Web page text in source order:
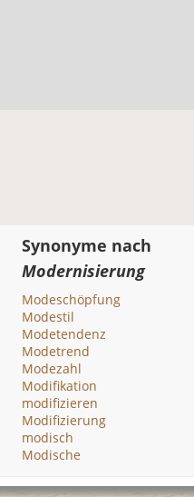
Synonyme nach
Modernisierung
Modeschöpfung
Modestil
Modetendenz
Modetrend
Modezahl
Modifikation
modifizieren
Modifizierung
modisch
Modische